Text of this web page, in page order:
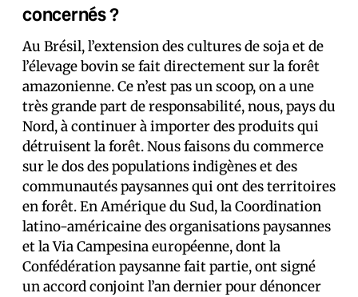
concernés ?
Au Brésil, l’extension des cultures de soja et de
l’élevage bovin se fait directement sur la forêt
amazonienne. Ce n’est pas un scoop, on a une
très grande part de responsabilité, nous, pays du
Nord, à continuer à importer des produits qui
détruisent la forêt. Nous faisons du commerce
sur le dos des populations indigènes et des
communautés paysannes qui ont des territoires
en forêt. En Amérique du Sud, la Coordination
latino-américaine des organisations paysannes
et la Via Campesina européenne, dont la
Confédération paysanne fait partie, ont signé
un accord conjoint l’an dernier pour dénoncer